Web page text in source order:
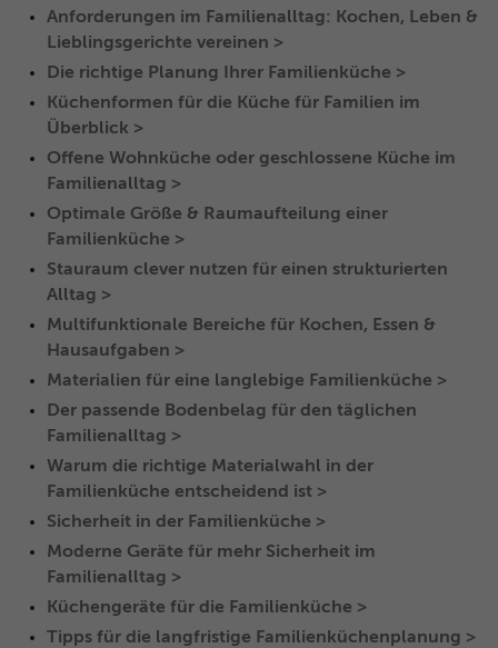
Anforderungen im Familienalltag: Kochen, Leben &
Lieblingsgerichte vereinen >
Die richtige Planung Ihrer Familienküche >
Küchenformen für die Küche für Familien im
Überblick >
Offene Wohnküche oder geschlossene Küche im
Familienalltag >
Optimale Größe & Raumaufteilung einer
Familienküche >
Stauraum clever nutzen für einen strukturierten
Alltag >
Multifunktionale Bereiche für Kochen, Essen &
Hausaufgaben >
Materialien für eine langlebige Familienküche >
Der passende Bodenbelag für den täglichen
Familienalltag >
Warum die richtige Materialwahl in der
Familienküche entscheidend ist >
Sicherheit in der Familienküche >
Moderne Geräte für mehr Sicherheit im
Familienalltag >
Küchengeräte für die Familienküche >
Tipps für die langfristige Familienküchenplanung >
Name _fbp
Anbieter Facebook
Laufzeit
Zweck
Dieses Cookie wird verwendet um
Werbung an Personen weiterzuleiten, die
unsere Website bereits besucht haben,
wenn sie auf Facebook oder einer
digitalen Plattform mit Facebook-
Anbieter Facebook
Laufzeit 3 Monate
Zweck
verschlüsselte Facebook-ID und Browser-
ID.